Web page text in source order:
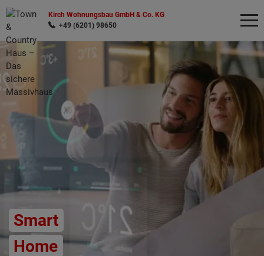
Kirch Wohnungsbau GmbH & Co. KG
+49 (6201) 98650
Smart
Home
Wonach möchten Sie suchen?